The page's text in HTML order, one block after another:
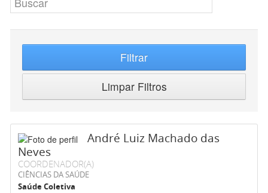
Filtrar
Limpar Filtros
André Luiz Machado das
Neves
COORDENADOR(A)
CIÊNCIAS DA SAÚDE
Saúde Coletiva